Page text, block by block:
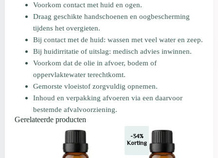
Voorkom contact met huid en ogen.
Draag geschikte handschoenen en oogbescherming
tijdens het overgieten.
Bij contact met de huid: wassen met veel water en zeep.
Bij huidirritatie of uitslag: medisch advies inwinnen.
Voorkom dat de olie in afvoer, bodem of
oppervlaktewater terechtkomt.
Gemorste vloeistof zorgvuldig opnemen.
Inhoud en verpakking afvoeren via een daarvoor
bestemde afvalvoorziening.
Gerelateerde producten
-34%
Korting